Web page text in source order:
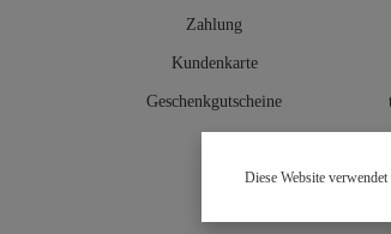
Zahlung
Kundenkarte
Geschenkgutscheine
Diese Website